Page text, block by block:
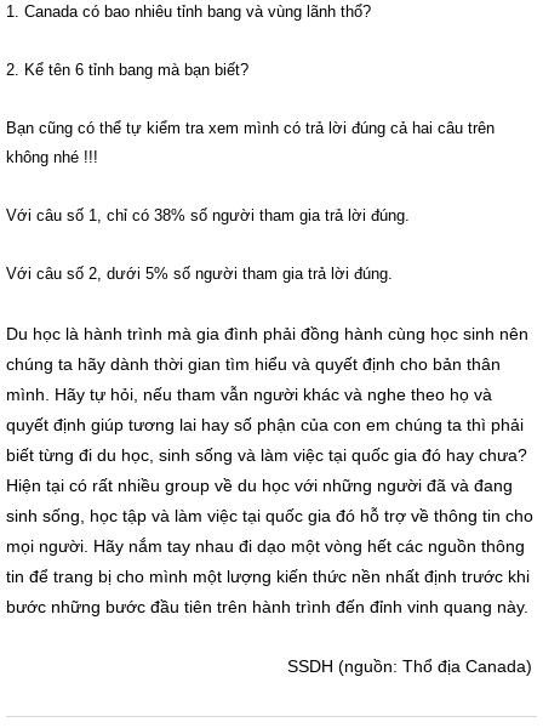
1. Canada có bao nhiêu tỉnh bang và vùng lãnh thổ?
2. Kể tên 6 tỉnh bang mà bạn biết?
Bạn cũng có thể tự kiểm tra xem mình có trả lời đúng cả hai câu trên
không nhé !!!
Với câu số 1, chỉ có 38% số người tham gia trả lời đúng.
Với câu số 2, dưới 5% số người tham gia trả lời đúng.
Du học là hành trình mà gia đình phải đồng hành cùng học sinh nên
chúng ta hãy dành thời gian tìm hiểu và quyết định cho bản thân
mình. Hãy tự hỏi, nếu tham vẫn người khác và nghe theo họ và
quyết định giúp tương lai hay số phận của con em chúng ta thì phải
biết từng đi du học, sinh sống và làm việc tại quốc gia đó hay chưa?
Hiện tại có rất nhiều group về du học với những người đã và đang
sinh sống, học tập và làm việc tại quốc gia đó hỗ trợ về thông tin cho
mọi người. Hãy nắm tay nhau đi dạo một vòng hết các nguồn thông
tin để trang bị cho mình một lượng kiến thức nền nhất định trước khi
bước những bước đầu tiên trên hành trình đến đỉnh vinh quang này.
SSDH (nguồn: Thổ địa Canada)